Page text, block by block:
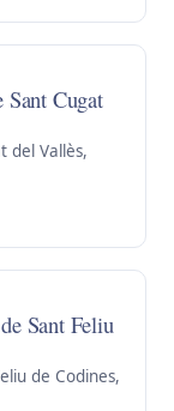
Sant Cugat
del Vallès,
Sant Feliu
de Codines,